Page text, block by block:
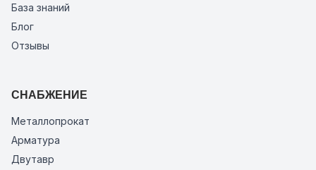
База знаний
Блог
Отзывы
СНАБЖЕНИЕ
Металлопрокат
Арматура
Двутавр